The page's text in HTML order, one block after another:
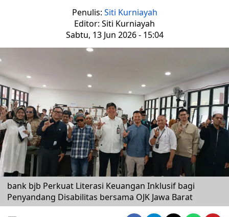
Penulis: Siti Kurniayah
Editor: Siti Kurniayah
Sabtu, 13 Jun 2026 - 15:04
bank bjb Perkuat Literasi Keuangan Inklusif bagi
Penyandang Disabilitas bersama OJK Jawa Barat